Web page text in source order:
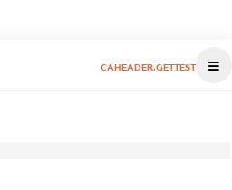
CAHEADER.GETTEST